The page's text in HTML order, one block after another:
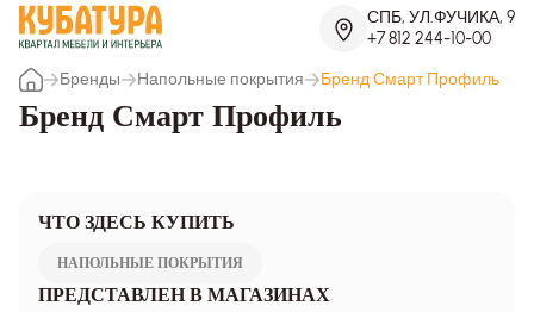
СПБ, УЛ.ФУЧИКА, 9
+7 812 244-10-00
Бренды
Напольные покрытия Бренд Смарт Профиль
Бренд Смарт Профиль
ЧТО ЗДЕСЬ КУПИТЬ
НАПОЛЬНЫЕ ПОКРЫТИЯ
ПРЕДСТАВЛЕН В МАГАЗИНАХ